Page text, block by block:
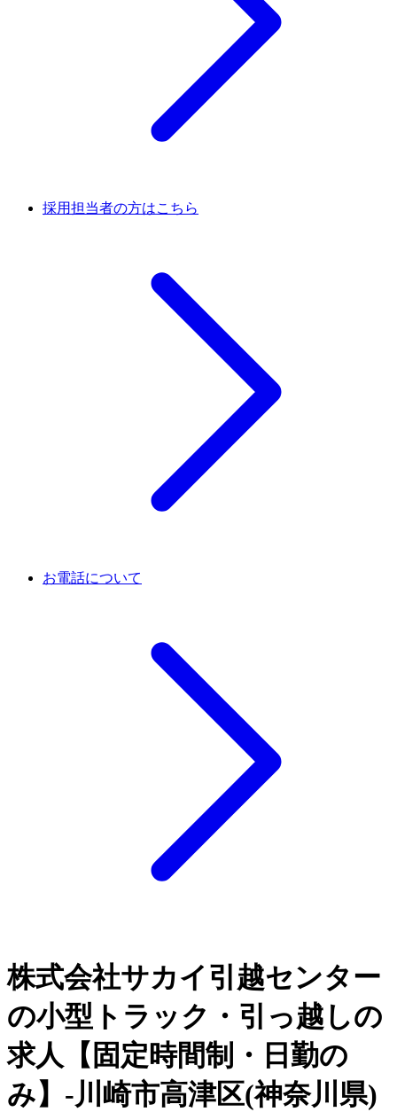
採用担当者の方はこちら
お電話について
株式会社サカイ引越センター
の小型トラック・引っ越しの
求人【固定時間制・日勤の
み】-川崎市高津区(神奈川県)